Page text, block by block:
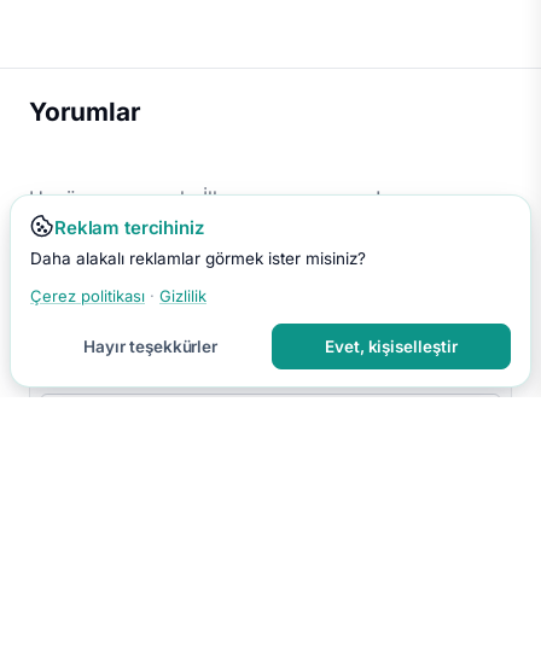
Yorumlar
Henüz yorum yok. İlk yorumu sen yap!
Reklam tercihiniz
Daha alakalı reklamlar görmek ister misiniz?
Çerez politikası · Gizlilik
Hayır teşekkürler Evet, kişiselleştir